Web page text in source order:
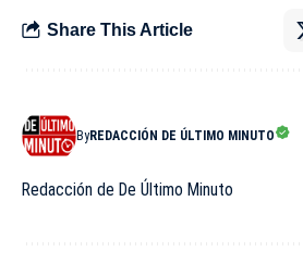
Share This Article
ByREDACCIÓN DE ÚLTIMO MINUTO
Redacción de De Último Minuto